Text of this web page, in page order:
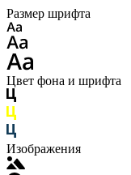
Размер шрифта
Цвет фона и шрифта
Изображения